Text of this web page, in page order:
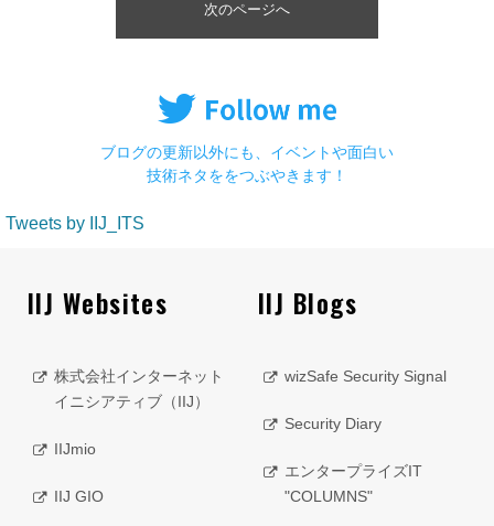
次のページへ
ブログの更新以外にも、イベントや面白い
技術ネタををつぶやきます！
Tweets by IIJ_ITS
IIJ Websites
株式会社インターネット
イニシアティブ（IIJ）
IIJmio
IIJ GIO
IIJ Blogs
wizSafe Security Signal
Security Diary
エンタープライズIT
"COLUMNS"